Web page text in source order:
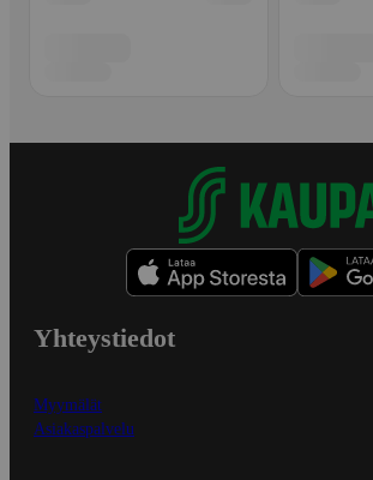
Yhteystiedot
Myymälät
Asiakaspalvelu